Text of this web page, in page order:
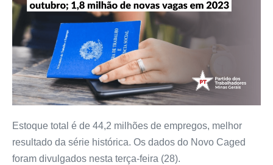
Estoque total é de 44,2 milhões de empregos, melhor
resultado da série histórica. Os dados do Novo Caged
foram divulgados nesta terça-feira (28).